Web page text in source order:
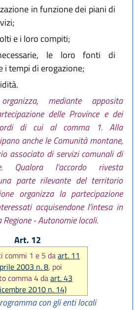
in funzione dei piani di
e i loro compiti;
le loro fonti di
i tempi di erogazione;
mediante apposita
delle Province e dei
di cui al comma 1. Alla
anche le Comunità montane,
associato di servizi comunali di
Qualora l'accordo rivesta
parte rilevante del territorio
organizza la partecipazione
acquisendone l'intesa in
Regione - Autonomie locali.
Art. 12
commi 1 e 5 daart. 11
2003 n. 8, poi
comma 4 daart. 43
2010 n. 14)
con gli enti locali